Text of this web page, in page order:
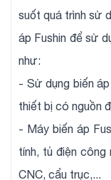
suốt quá trình sử
áp Fushin để sử
như:
- Sử dụng biến
thiết bị có nguồn
- Máy biến áp
tính, tủ điện công
CNC, cẩu trục,...